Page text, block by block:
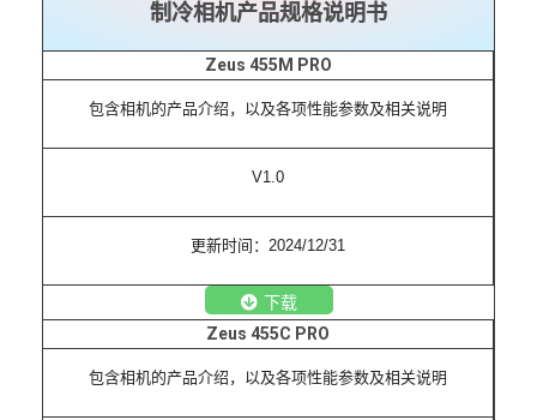
制冷相机产品规格说明书
Zeus 455M PRO
包含相机的产品介绍，以及各项性能参数及相关说明
V1.0
更新时间：2024/12/31
下载
Zeus 455C PRO
包含相机的产品介绍，以及各项性能参数及相关说明